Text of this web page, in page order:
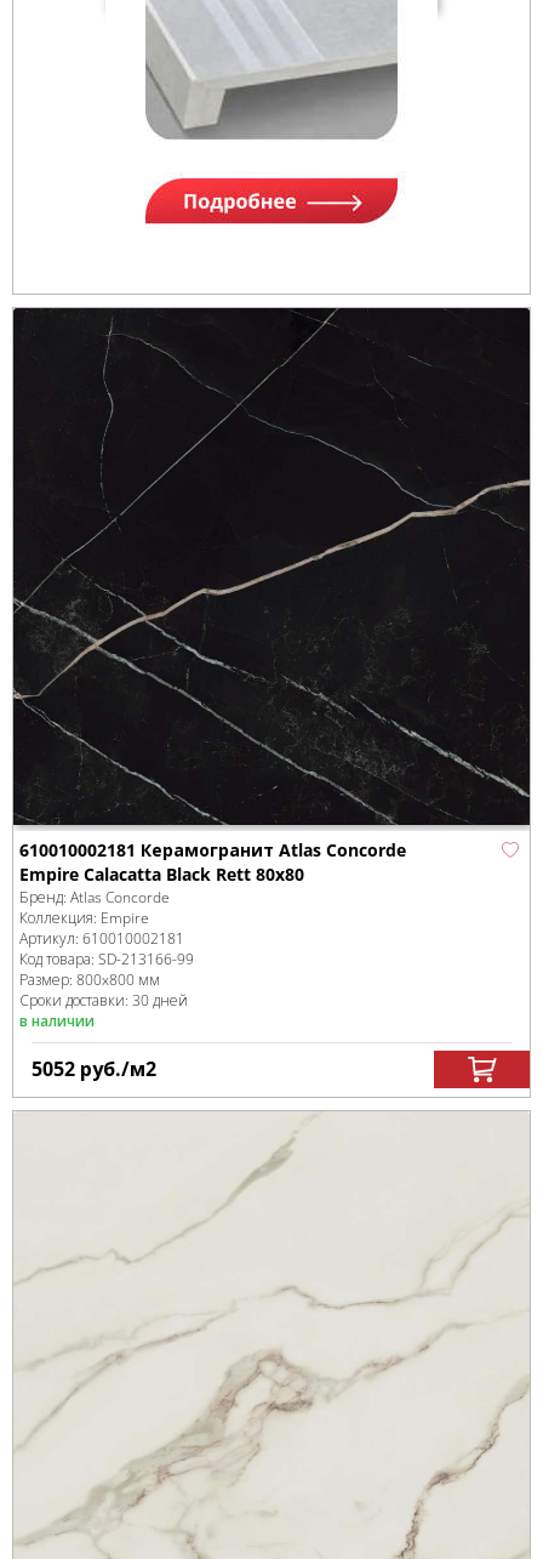
610010002181 Керамогранит Atlas Concorde
Empire Calacatta Black Rett 80x80
Бренд: Atlas Concorde
Коллекция: Empire
Артикул: 610010002181
Код товара: SD-213166-99
Размер: 800x800 мм
Сроки доставки: 30 дней
в наличии
5052 руб./м2